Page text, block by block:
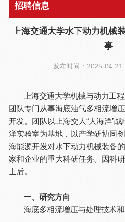
招聘信息
上海交通大学水下动力机械
事
发布时间：2025-04-
上海交通大学机械与动力工
团队专门从事海底油气多相流增
开发。团队以上海交大“大海洋”
洋实验室为基地，以产学研协同
海能源开发对水下动力机械装备
家和企业的重大科研任务。因科
士后。
一、研究方向
海底多相流增压与处理技术